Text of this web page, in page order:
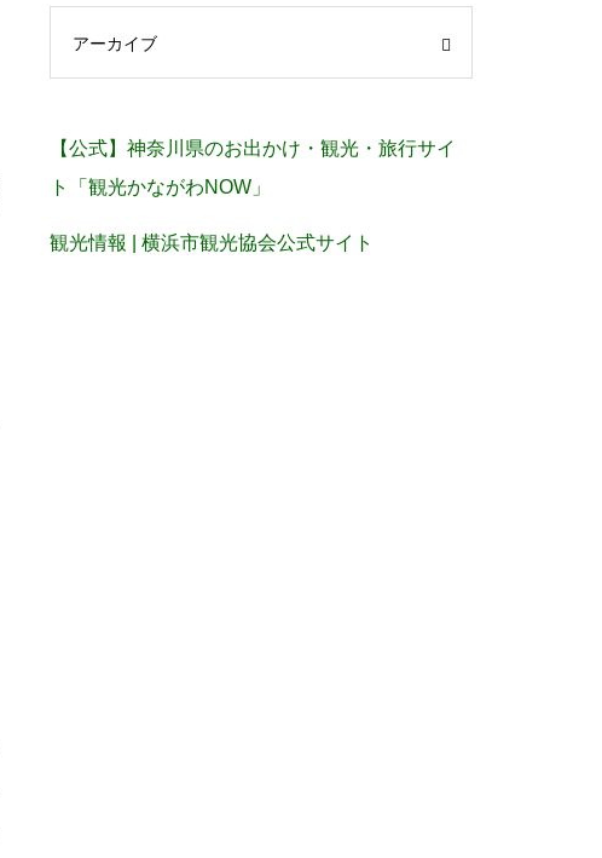
アーカイブ
【公式】神奈川県のお出かけ・観光・旅行サイ
ト「観光かながわNOW」
観光情報 | 横浜市観光協会公式サイト